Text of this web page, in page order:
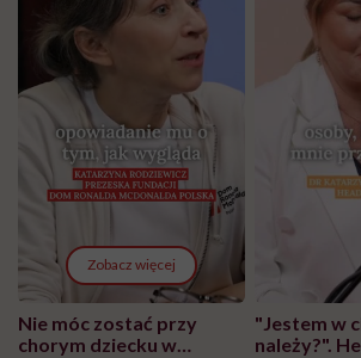
Zobacz więcej
Nie móc zostać przy
chorym dziecku w
"Jestem w
należy?".